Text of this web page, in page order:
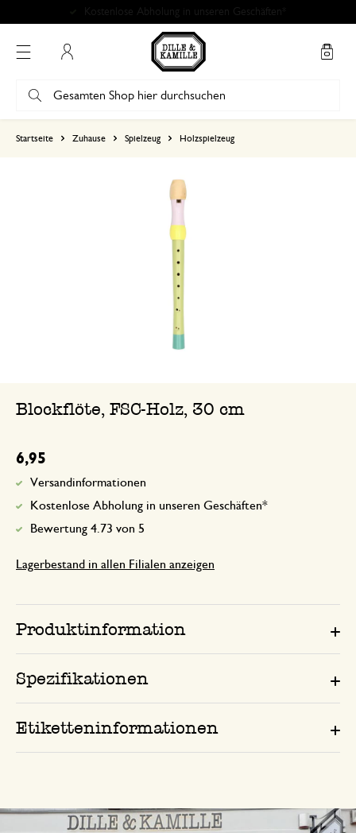
Kostenlose Abholung in unseren Geschäften*
Startseite Zuhause Spielzeug Holzspielzeug
Blockflöte, FSC-Holz, 30 cm
6,95
Versandinformationen
Kostenlose Abholung in unseren Geschäften*
Bewertung 4.73 von 5
Lagerbestand in allen Filialen anzeigen
Produktinformation
Spezifikationen
Etiketteninformationen